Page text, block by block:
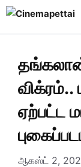
Skip
தங்கலான்
விக்ரம்..
ஏற்பட்ட
ஆகஸ்ட் 2,